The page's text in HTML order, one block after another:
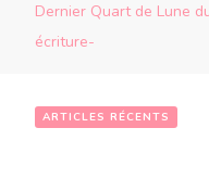
Dernier Quart de Lune
écriture-
ARTICLES RÉCENTS